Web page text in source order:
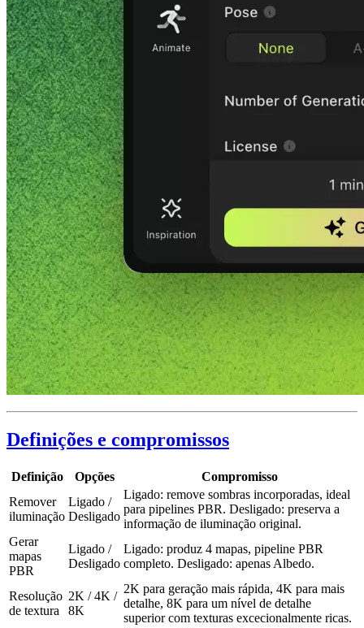
Definições e compromissos
Definição Opções
Compromisso
Remover
iluminação
Ligado /
Desligado
Ligado: remove sombras incorporadas, ideal
para pipelines PBR. Desligado: preserva a
informação de iluminação original.
Gerar
mapas
PBR
Ligado /
Desligado
Ligado: produz 4 mapas, pipeline PBR
completo. Desligado: apenas Albedo.
Resolução
de textura
2K / 4K /
8K
2K para geração mais rápida, 4K para mais
detalhe, 8K para um nível de detalhe
superior com texturas excecionalmente ricas.